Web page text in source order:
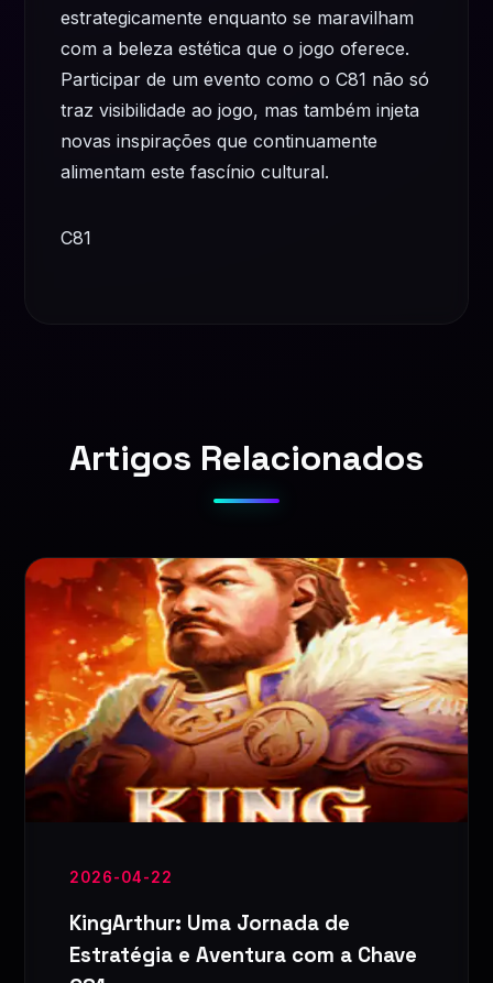
estrategicamente enquanto se maravilham
com a beleza estética que o jogo oferece.
Participar de um evento como o C81 não só
traz visibilidade ao jogo, mas também injeta
novas inspirações que continuamente
alimentam este fascínio cultural.
C81
Artigos Relacionados
2026-04-22
KingArthur: Uma Jornada de
Estratégia e Aventura com a Chave